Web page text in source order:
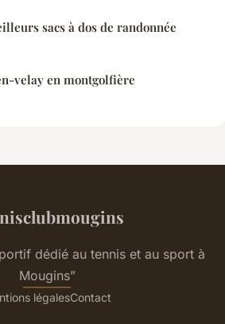
sacs à dos de randonnée
velay en montgolfière
dédié au tennis et au sport à
Mougins”
légalesContact